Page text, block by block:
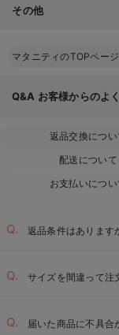
その他
マタニティのTOPペー
Q&A お客様からのよ
返品交換につい
配送について
お支払いについ
返品条件はあります
サイズを間違って注
届いた商品に不具合